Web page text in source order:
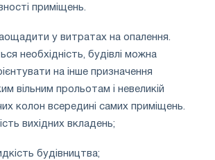
приміщень.
у витратах на опалення.
необхідність, будівлі можна
на інше призначення
вільним прольотам і невеликій
колон всередині самих приміщень.
вихідних вкладень;
будівництва;